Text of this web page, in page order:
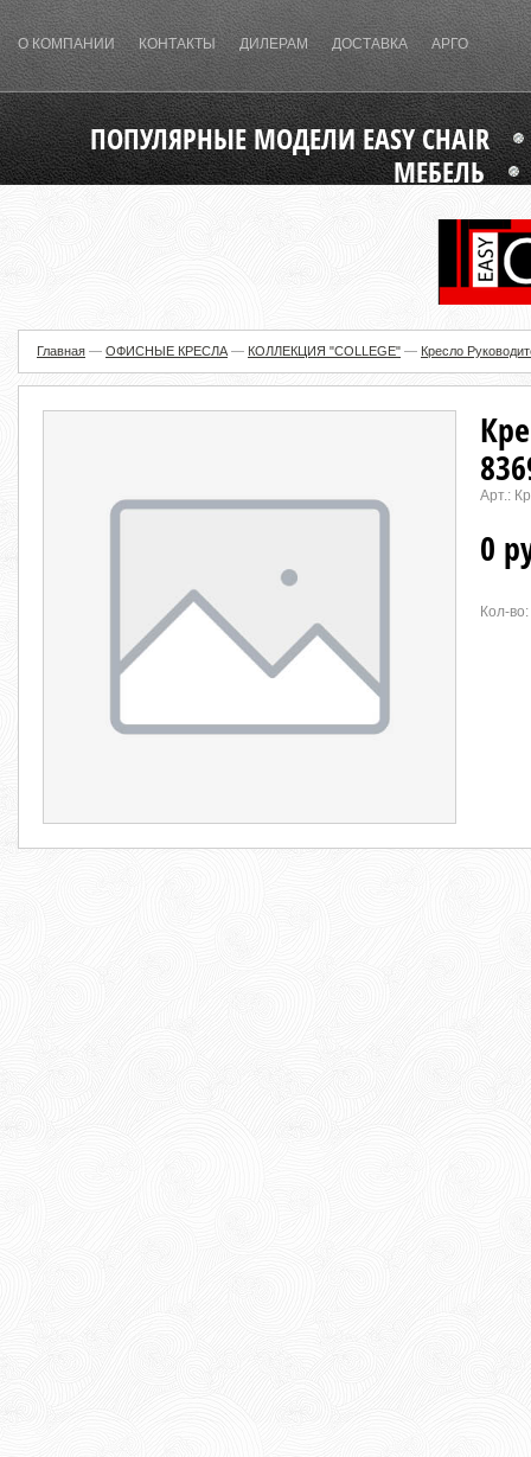
О КОМПАНИИ КОНТАКТЫ ДИЛЕРАМ ДОСТАВКА АРГО
ПОПУЛЯРНЫЕ МОДЕЛИ EASY CHAIR
МЕБЕЛЬ
Главная — ОФИСНЫЕ КРЕСЛА — КОЛЛЕКЦИЯ "COLLEGE" — Кресло
Арт.:
0
Кол-во: